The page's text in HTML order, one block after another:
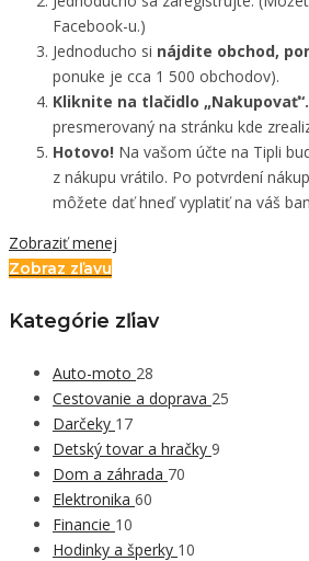
Facebook-u.)
Jednoducho si nájdite obchod,
ponuke je cca 1 500 obchodov).
Kliknite na tlačidlo „Nakupovať“.
presmerovaný na stránku kde
Hotovo! Na vašom účte na Tipli
z nákupu vrátilo. Po potvrdení
môžete dať hneď vyplatiť na váš
Zobraziť menej
Zobraz zľavu
Kategórie zľiav
Auto-moto 28
Cestovanie a doprava 25
Darčeky 17
Detský tovar a hračky 9
Dom a záhrada 70
Elektronika 60
Financie 10
Hodinky a šperky 10